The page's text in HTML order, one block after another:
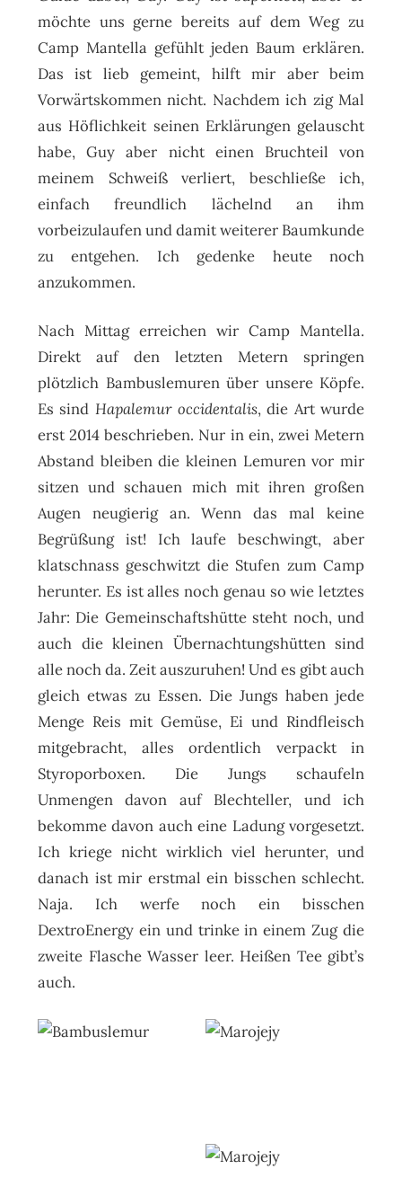
möchte uns gerne bereits auf dem Weg zu
Camp Mantella gefühlt jeden Baum erklären.
Das ist lieb gemeint, hilft mir aber beim
Vorwärtskommen nicht. Nachdem ich zig Mal
aus Höflichkeit seinen Erklärungen gelauscht
habe, Guy aber nicht einen Bruchteil von
meinem Schweiß verliert, beschließe ich,
einfach freundlich lächelnd an ihm
vorbeizulaufen und damit weiterer Baumkunde
zu entgehen. Ich gedenke heute noch
anzukommen.
Nach Mittag erreichen wir Camp Mantella.
Direkt auf den letzten Metern springen
plötzlich Bambuslemuren über unsere Köpfe.
Es sind Hapalemur occidentalis, die Art wurde
erst 2014 beschrieben. Nur in ein, zwei Metern
Abstand bleiben die kleinen Lemuren vor mir
sitzen und schauen mich mit ihren großen
Augen neugierig an. Wenn das mal keine
Begrüßung ist! Ich laufe beschwingt, aber
klatschnass geschwitzt die Stufen zum Camp
herunter. Es ist alles noch genau so wie letztes
Jahr: Die Gemeinschaftshütte steht noch, und
auch die kleinen Übernachtungshütten sind
alle noch da. Zeit auszuruhen! Und es gibt auch
gleich etwas zu Essen. Die Jungs haben jede
Menge Reis mit Gemüse, Ei und Rindfleisch
mitgebracht, alles ordentlich verpackt in
Styroporboxen. Die Jungs schaufeln
Unmengen davon auf Blechteller, und ich
bekomme davon auch eine Ladung vorgesetzt.
Ich kriege nicht wirklich viel herunter, und
danach ist mir erstmal ein bisschen schlecht.
Naja. Ich werfe noch ein bisschen
DextroEnergy ein und trinke in einem Zug die
zweite Flasche Wasser leer. Heißen Tee gibt’s
auch.